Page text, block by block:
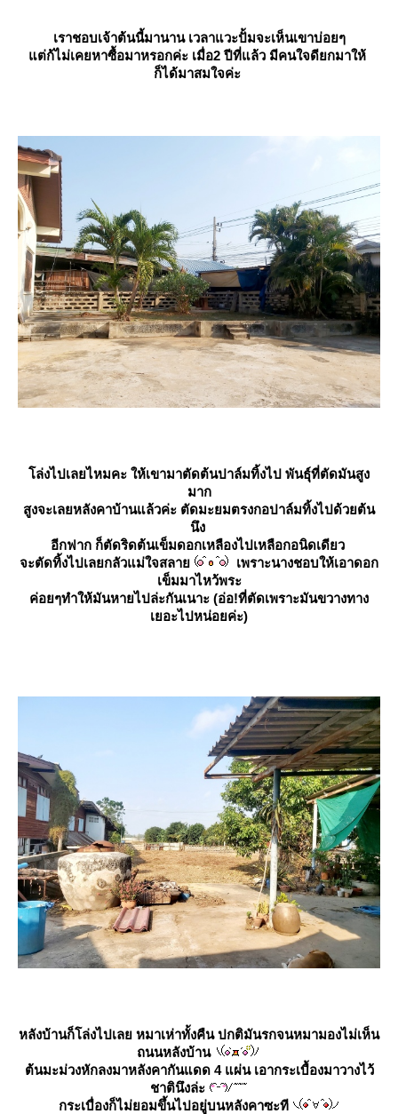
เราชอบเจ้าต้นนี้มานาน เวลาแวะปั้มจะเห็นเขาบ่อยๆ
ต่ก้ไม่เคยหาซื้อมาหรอกค่ะ เมื่อ2 ปีที่แล้ว มีคนใจดียกมาให้
ก็ได้มาสมใจค่ะ
ล่งไปเลยไหมคะ ให้เขามาตัดต้นปาล์มทิ้งไป พันธุ์ที่ตัดมันสูง
มาก
สูงจะเลยหลังคาบ้านแล้วค่ะ ตัดมะยมตรงกอปาล์มทิ้งไปด้วยต้น
นึง
อีกฟาก ก็ตัดริดต้นเข็มดอกเหลืองไปเหลือกอนิดเดียว
จะตัดทิ้งไปเลยกลัวแม่ใจสลา
เพราะนางชอบให้เอาดอก
เข็มมาไหว้พระ
ค่อยๆทำให้มันหายไปล่ะกันเนาะ (อ่อ!ที่ตัดเพราะมันขวางทาง
เยอะไปหน่อยค่ะ)
หลังบ้านก็โล่งไปเลย หมาเห่าทั้งคืน ปกติมันรกจนหมามองไม่เห็น
ถนนหลังบ้าน
ต้นมะม่วงหักลงมาหลังคากันแดด 4 แผ่น เอากระเบื้องมาวางไว้
ชาตินึงล่ะ
กระเบื่องก็ไม่ยอมขึ้นไปอยู่บนหลังคาซะที